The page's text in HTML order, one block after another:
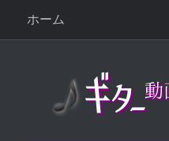
コンテンツへスキップ
ホーム